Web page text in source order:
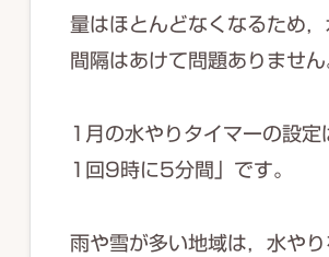
量はほとんどなくなるため
間隔はあけて問題ありません
1月の水やりタイマーの設定
1回9時に5分間」です。
雨や雪が多い地域は，水やり